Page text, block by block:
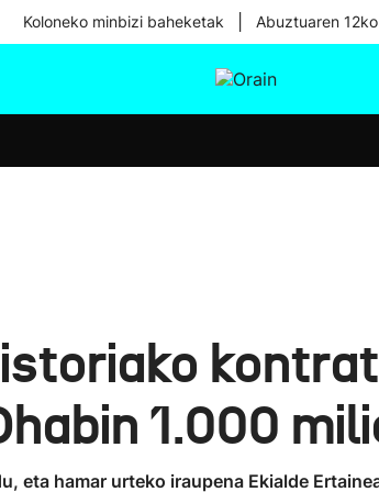
Koloneko minbizi baheketak Abuztuaren
1.000
eta hamar urteko iraupena Ekialde